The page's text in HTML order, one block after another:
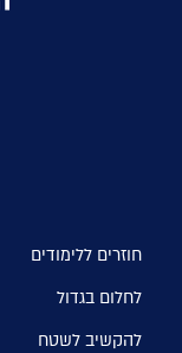
חוזרים ללימודים
לחלום בגדול
להקשיב לשטח